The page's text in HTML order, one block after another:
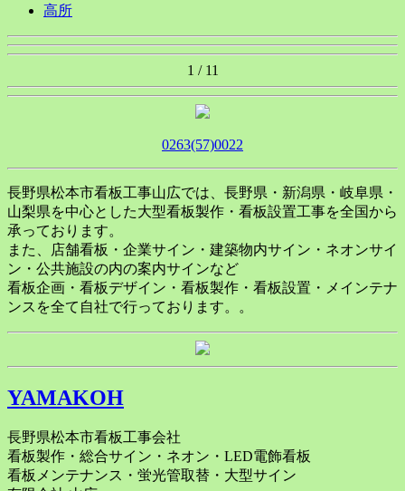
高所
1 / 11
0263(57)0022
長野県松本市看板工事山広では、長野県・新潟県・岐阜県・
山梨県を中心とした大型看板製作・看板設置工事を全国から
承っております。
また、店舗看板・企業サイン・建築物内サイン・ネオンサイ
ン・公共施設の内の案内サインなど
看板企画・看板デザイン・看板製作・看板設置・メインテナ
ンスを全て自社で行っております。。
YAMAKOH
長野県松本市看板工事会社
看板製作・総合サイン・ネオン・LED電飾看板
看板メンテナンス・蛍光管取替・大型サイン